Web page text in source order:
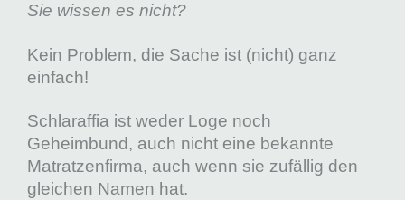
Sie wissen es nicht?
Kein Problem, die Sache ist (nicht) ganz
einfach!
Schlaraffia ist weder Loge noch
Geheimbund, auch nicht eine bekannte
Matratzenfirma, auch wenn sie zufällig den
gleichen Namen hat.